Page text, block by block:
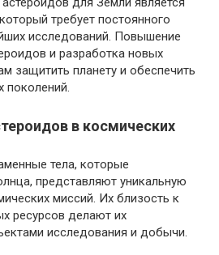
требует постоянного
исследований. Повышение
и разработка новых
защитить планету и обеспечить
поколений.
в космических
тела, которые
представляют уникальную
миссий. Их близость к
ресурсов делают их
исследования и добычи.